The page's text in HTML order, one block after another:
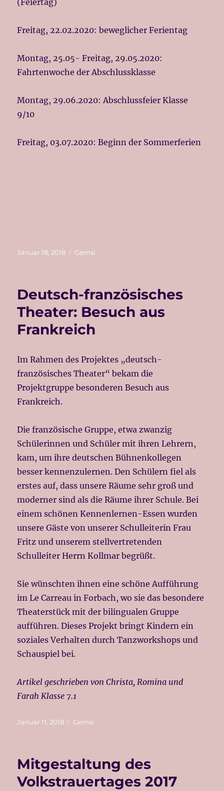
(Feiertag)
Freitag, 22.02.2020: beweglicher Ferientag
Montag, 25.05- Freitag, 29.05.2020:
Fahrtenwoche der Abschlussklasse
Montag, 29.06.2020: Abschlussfeier Klasse
9/10
Freitag, 03.07.2020: Beginn der Sommerferien
Veröffentlicht
Januar 18, 2018 Kategorien
Gemsi
Deutsch-französisches
Theater: Besuch aus
Frankreich
Im Rahmen des Projektes „deutsch-
französisches Theater“ bekam die
Projektgruppe besonderen Besuch aus
Frankreich.
Die französische Gruppe, etwa zwanzig
Schülerinnen und Schüler mit ihren Lehrern,
kam, um ihre deutschen Bühnenkollegen
besser kennenzulernen. Den Schülern fiel als
erstes auf, dass unsere Räume sehr groß und
moderner sind als die Räume ihrer Schule. Bei
einem schönen Kennenlernen-Essen wurden
unsere Gäste von unserer Schulleiterin Frau
Fritz und unserem stellvertretenden
Schulleiter Herrn Kollmar begrüßt.
Sie wünschten ihnen eine schöne Aufführung
im Le Carreau in Forbach, wo sie das besondere
Theaterstück mit der bilingualen Gruppe
aufführen. Dieses Projekt bringt Kindern ein
soziales Verhalten durch Tanzworkshops und
Schauspiel bei.
Artikel geschrieben von Christa, Romina und
Farah Klasse 7.1
Veröffentlicht
Januar 11, 2018 Kategorien
Gemsi
Mitgestaltung des
Volkstrauertages 2017